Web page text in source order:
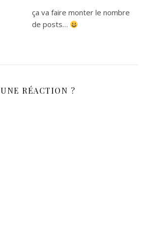
ça va faire monter le nombre
de posts…
UNE RÉACTION ?